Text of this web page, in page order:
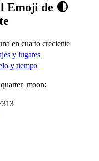
Emoji de 🌓
en cuarto creciente
y lugares
y tiempo